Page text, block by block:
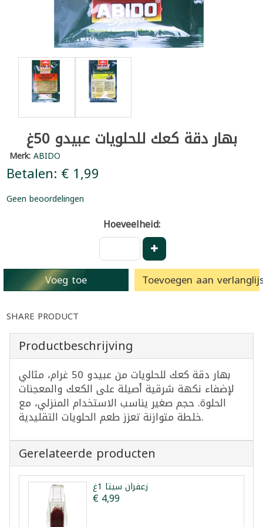
بهار دقة كعك للحلويات عبيدو 50غ
Merk:ABIDO
Betalen: € 1,99
Geen beoordelingen
Hoeveelheid:
Voeg toe Toevoegen aan
SHARE PRODUCT
Productbeschrijving
بهار دقة كعك للحلويات من عبيدو 50 غرام، مثالي
لإضفاء نكهة شرقية أصيلة على الكعك والمعجنات
الحلوة. حجم صغير يناسب الاستخدام المنزلي، مع
خلطة متوازنة تعزز طعم الحلويات التقليدية.
Gerelateerde producten
زعفران سيتا 1غ
€ 4,99